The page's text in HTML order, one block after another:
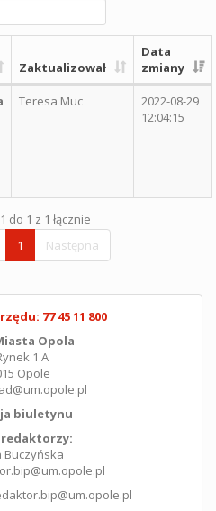
Zaktualizował
Data
zmiany
Teresa Muc
2022-08-29
12:04:15
do 1 z 1 łącznie
1 Następna
77 45 11 800
Opola
1 A
Opole
biuletynu
redaktorzy:
Buczyńska